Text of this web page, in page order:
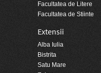
Facultatea de Litere
Facultatea de Stiinte
Extensii
Alba Iulia
Bistrita
Satu Mare